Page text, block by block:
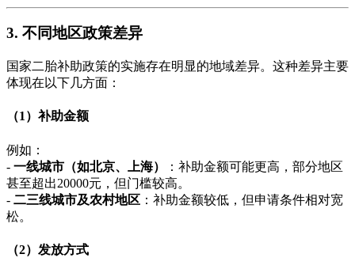
3. 不同地区政策差异
国家二胎补助政策的实施存在明显的地域差异。这种差异主要
体现在以下几方面：
（1）补助金额
例如：
- 一线城市（如北京、上海）
：补助金额可能更高，部分地区
甚至超出20000元，但门槛较高。
- 二三线城市及农村地区 ：补助金额较低，但申请条件相对宽
松。
（2）发放方式